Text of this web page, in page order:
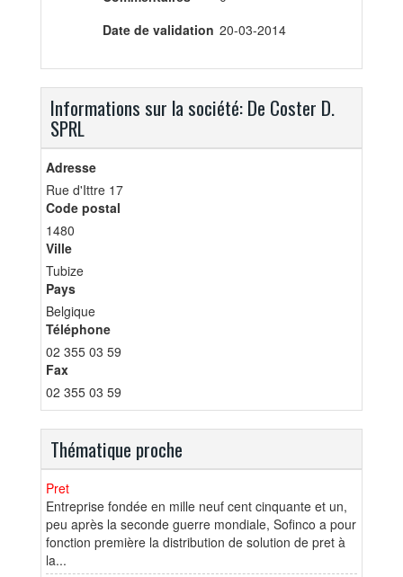
Date de validation 20-03-2014
Informations sur la société: De Coster D.
SPRL
Adresse
Rue d'Ittre 17
Code postal
1480
Ville
Tubize
Pays
Belgique
Téléphone
02 355 03 59
Fax
02 355 03 59
Thématique proche
Pret
Entreprise fondée en mille neuf cent cinquante et un,
peu après la seconde guerre mondiale, Sofinco a pour
fonction première la distribution de solution de pret à
la...